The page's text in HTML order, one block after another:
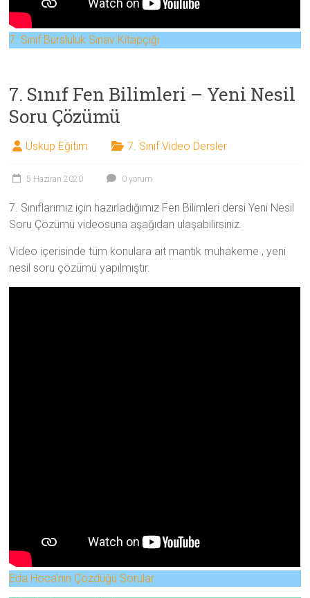
7. Sınıf Bursluluk Sınav Kitapçığı
7. Sınıf Fen Bilimleri – Yeni Nesil
Soru Çözümü
Üsküp Eğitim 7. Sınıf Video Dersler
5 Haziran 2020 0 yorum
7. Sınıflarımız için hazırladığımız Fen Bilimleri dersi Yeni Nesil
Soru Çözümü videosuna aşağıdan ulaşabilirsiniz.
Video içerisinde tüm konulara ait mantık muhakeme , yeni
nesil soru çözümü yapılmıştır.
Eda Hoca’nın Çözdüğü Sorular